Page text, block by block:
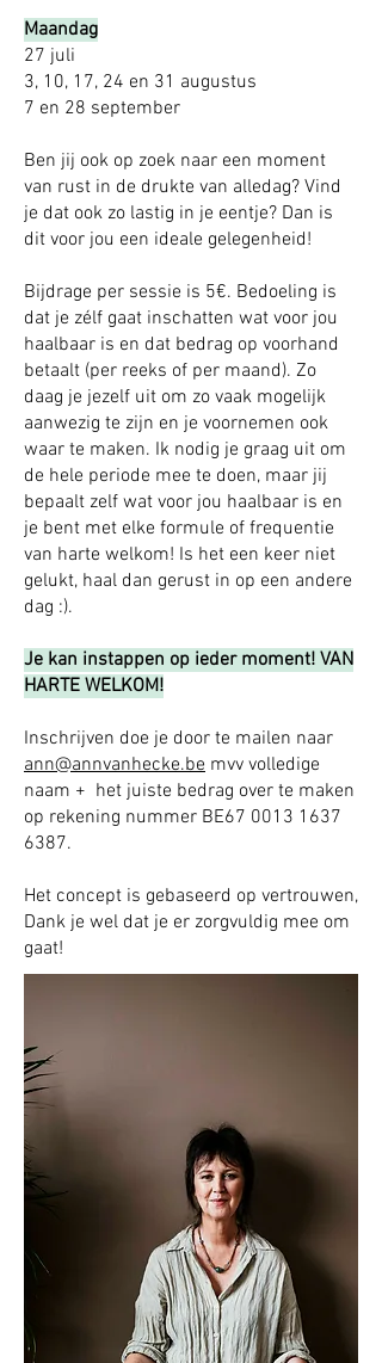
Maandag
27 juli
3, 10, 17, 24 en 31 augustus
7 en 28 september
Ben jij ook op zoek naar een moment
van rust in de drukte van alledag? Vind
je dat ook zo lastig in je eentje? Dan is
dit voor jou een ideale gelegenheid!
Bijdrage per sessie is 5€. Bedoeling is
dat je zélf gaat inschatten wat voor jou
haalbaar is en dat bedrag op voorhand
betaalt (per reeks of per maand). Zo
daag je jezelf uit om zo vaak mogelijk
aanwezig te zijn en je voornemen ook
waar te maken. Ik nodig je graag uit om
de hele periode mee te doen, maar jij
bepaalt zelf wat voor jou haalbaar is en
je bent met elke formule of frequentie
van harte welkom! Is het een keer niet
gelukt, haal dan gerust in op een andere
dag :).
Je kan instappen op ieder moment! VAN
HARTE WELKOM!
Inschrijven doe je door te mailen naar
ann@annvanhecke.be mvv volledige
naam + het juiste bedrag over te maken
op rekening nummer BE67 0013 1637
6387.
Het concept is gebaseerd op vertrouwen,
Dank je wel dat je er zorgvuldig mee om
gaat!